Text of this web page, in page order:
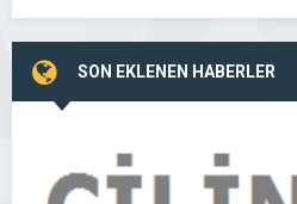
SON EKLENEN HABERLER